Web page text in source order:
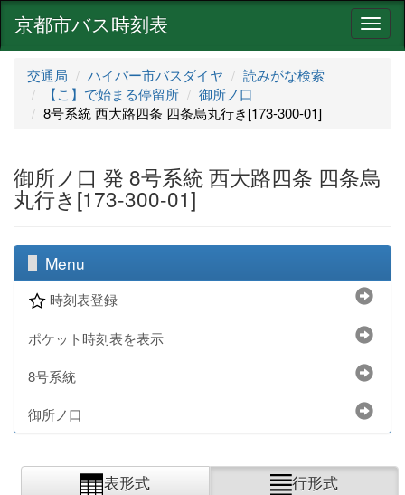
ナ
ビ
京都市バス時刻表
交通局 ハイパー市バスダイヤ
読みがな検索
【こ】で始まる停留所
御所ノ口
8号系統 西大路四条 四条烏丸行き[173-300-01]
御所ノ口 発 8号系統 西大路四条 四条烏
丸行き[173-300-01]
Menu
時刻表登録
ポケット時刻表を表示
8号系統
御所ノ口
表形式 行形式